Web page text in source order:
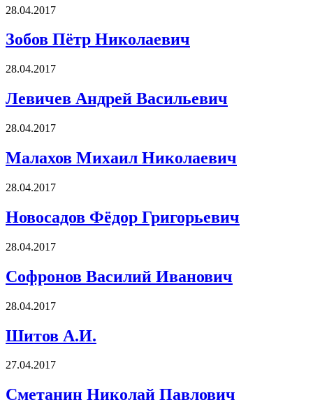
28.04.2017
Зобов Пётр Николаевич
28.04.2017
Левичев Андрей Васильевич
28.04.2017
Малахов Михаил Николаевич
28.04.2017
Новосадов Фёдор Григорьевич
28.04.2017
Софронов Василий Иванович
28.04.2017
Шитов А.И.
27.04.2017
Сметанин Николай Павлович